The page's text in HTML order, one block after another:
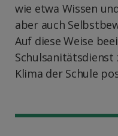
wie etwa Wissen
aber auch
Auf diese Weise
Schulsanitätsdienst
Klima der Schule